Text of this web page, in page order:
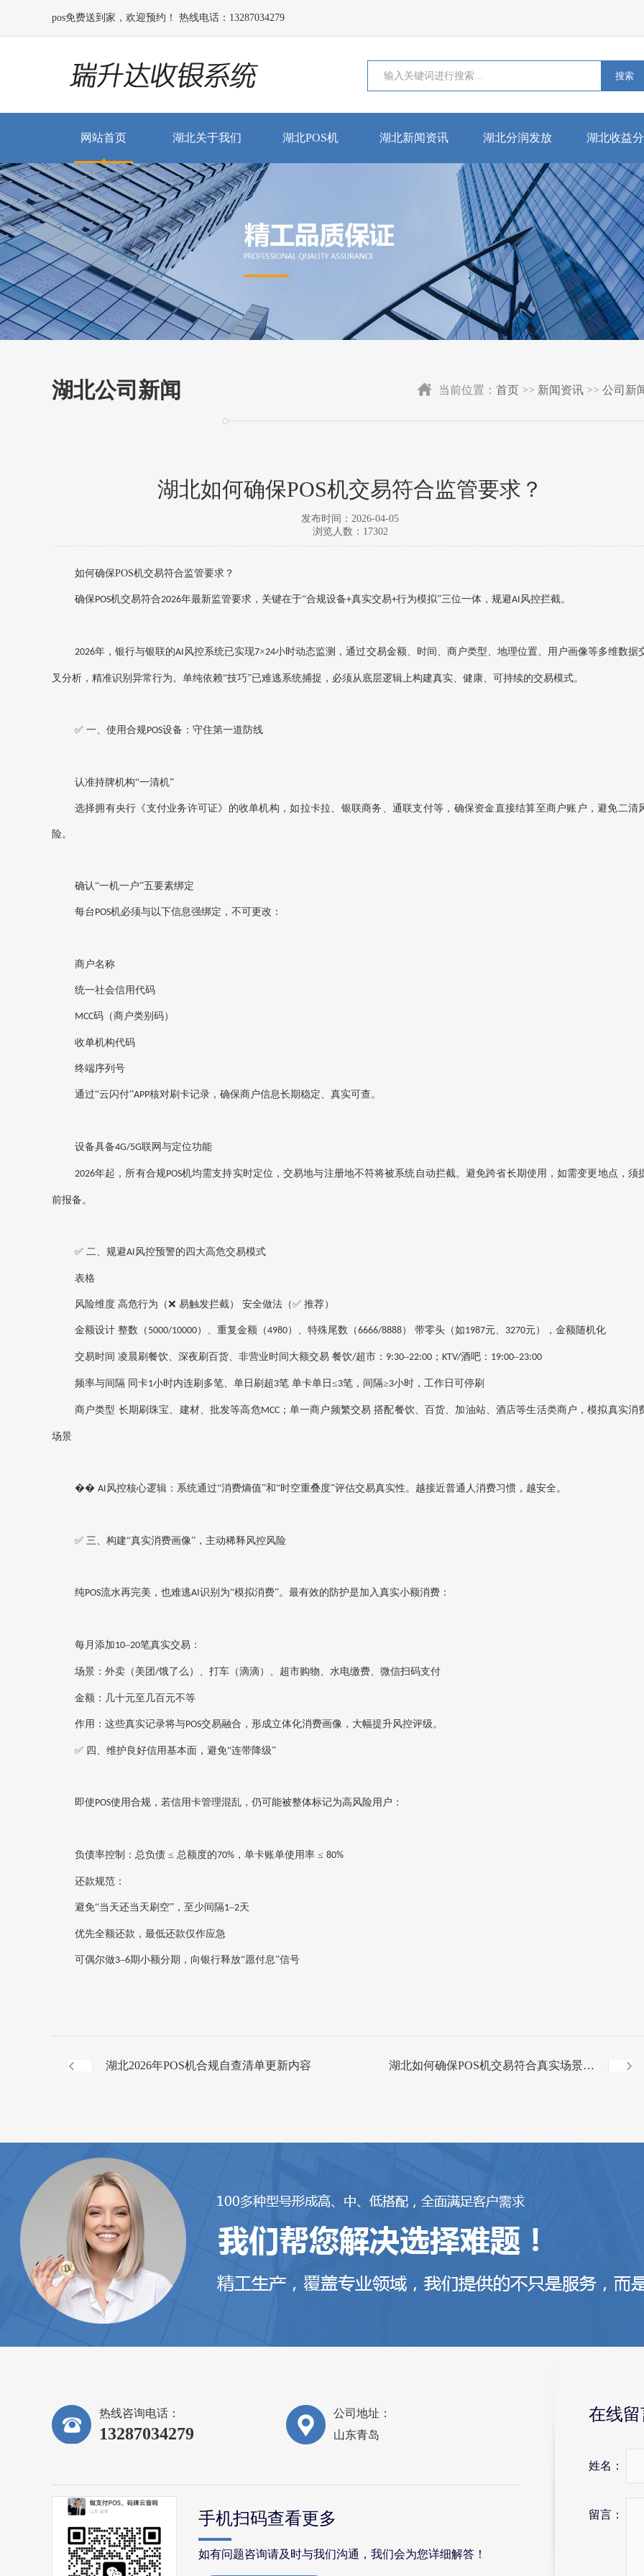
pos免费送到家，欢迎预约！ 热线电话：13287034279
搜索
网站首页 湖北关于我们 湖北POS机 湖北新闻资讯 湖北分润发放 湖北收益
湖北公司新闻 当前位置： 首页 >> 新闻资讯 >> 公司新
湖北如何确保POS机交易符合监管要求？
发布时间：2026-04-05
浏览人数：17302
如何确保POS机交易符合监管要求？
确保POS机交易符合2026年最新监管要求，关键在于“合规设备+真实交易+行为模拟”三位一体，规避AI 风控拦截。‌
2026年，银行与银联的AI 风控系统已实现‌7×24小时动态监测‌，通过‌交易金额、时间、商户类型、地理位置、用户画像‌等多维数据
叉分析，精准识别异常行为。单纯依赖“技巧”已难逃系统捕捉，必须从底层逻辑上构建‌真实、健康、可持续‌的交易模式。
✅ 一、使用合规POS设备：守住第一道防线
认准持牌机构“一清机”‌
选择拥有央行《支付业务许可证》的收单机构，如拉卡拉、银联商务、通联支付‌等，确保资金直接结算至商户账户，避免二清
险。
确认“一机一户”五要素绑定‌
每台POS机必须与以下信息‌强绑定‌，不可更改：
商户名称
统一社会信用代码
MCC码（商户类别码）
收单机构代码
终端序列号
通过“云闪付”APP核对刷卡记录，确保商户信息‌长期稳定、真实可查‌。
设备具备4G/5G联网与定位功能‌
2026年起，所有合规POS机均需支持实时定位，交易地与注册地不符将被系统自动拦截。避免跨省长期使用，如需变更地点，须
前报备。
✅ 二、规避AI 风控预警的四大高危交易模式
表格
风险维度 高危行为（❌ 易触发拦截） 安全做法（✅ 推荐）
金额设计 整数（ 5000/10000）、重复金额（4980）、特殊尾数（6666/8888） 带零头（如1987元、 3270元‌），金额随机化
交易时间 凌晨刷餐饮、深夜刷百货、非营业时间大额交易 餐饮/超市： 9:30–22:00 ； KTV/酒吧： 19:00–23:00
频率与间隔 同卡1小时内连刷多笔、单日刷超 3笔 单卡单日≤3笔，间隔≥3小时，工作日可停刷
商户类型 长期刷珠宝、建材、批发等高危MCC；单一商户频繁交易 搭配餐饮、百货、加油站、酒店等生活类商户，模拟真实消
场景
�� AI 风控核心逻辑‌：系统通过“‌消费熵值‌”和“‌时空重叠度‌”评估交易真实性。越接近普通人消费习惯，越安全。
✅ 三、构建“真实消费画像”，主动稀释风控风险
纯POS流水再完美，也难逃AI识别为“模拟消费”。最有效的防护是‌加入真实小额消费‌：
每月添加10–20笔真实交易‌：
场景：外卖（美团/饿了么）、打车（滴滴）、超市购物、水电缴费、微信扫码支付
金额：几十元至几百元不等
作用 ‌：这些真实记录将与POS交易融合，形成‌立体化消费画像‌，大幅提升风控评级。
✅ 四、维护良好信用基本面，避免“连带降级”
即使POS使用合规，若信用卡管理混乱，仍可能被整体标记为高风险用户：
负债率控制 ‌：总负债 ≤ 总额度的‌70% ‌，单卡账单使用率 ≤ ‌ 80%
还款规范 ‌：
避免“当天还当天刷空”，至少间隔1–2天
优先全额还款，最低还款仅作应急
可偶尔做3–6期小额分期‌，向银行释放“愿付息”信号
湖北2026年POS机合规自查清单更新内容 湖北如何确保POS机交易符合真实场景要
热线咨询电话：
13287034279
公司地址：
山东青岛
手机扫码查看更多
如有问题咨询请及时与我们沟通，我们会为您详细解答！
在线
姓名：
留言：